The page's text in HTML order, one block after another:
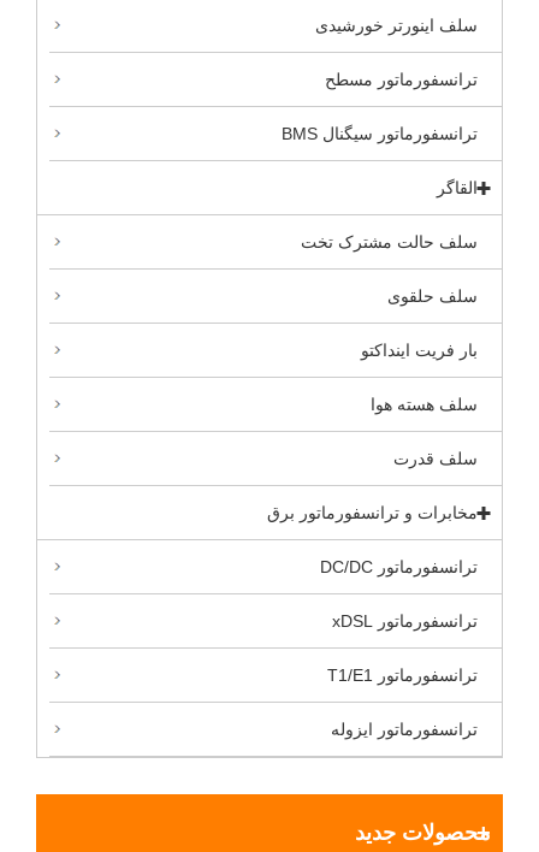
سلف اینورتر خورشیدی
ترانسفورماتور مسطح
ترانسفورماتور سیگنال BMS
القاگر
سلف حالت مشترک تخت
سلف حلقوی
بار فریت اینداکتو
سلف هسته هوا
سلف قدرت
مخابرات و ترانسفورماتور برق
ترانسفورماتور DC/DC
ترانسفورماتور xDSL
ترانسفورماتور T1/E1
ترانسفورماتور ایزوله
محصولات جدید